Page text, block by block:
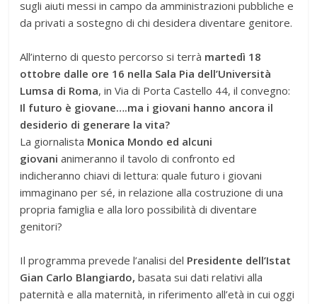
sugli aiuti messi in campo da amministrazioni pubbliche e
da privati a sostegno di chi desidera diventare genitore.
All’interno di questo percorso si terrà martedì 18
ottobre dalle ore 16 nella Sala Pia dell’Università
Lumsa di Roma, in Via di Porta Castello 44, il convegno:
Il futuro è giovane….ma i giovani hanno ancora il
desiderio di generare la vita?
La giornalista Monica Mondo ed alcuni
giovanianimeranno il tavolo di confronto ed
indicheranno chiavi di lettura: quale futuro i giovani
immaginano per sé, in relazione alla costruzione di una
propria famiglia e alla loro possibilità di diventare
genitori?
Il programma prevede l’analisi del Presidente dell’Istat
Gian Carlo Blangiardo, basata sui dati relativi alla
paternità e alla maternità, in riferimento all’età in cui oggi